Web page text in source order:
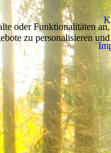
oder Funktionalitäten
zu personalisieren